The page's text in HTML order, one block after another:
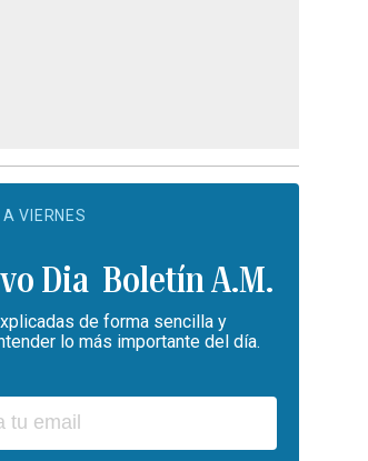
VIERNES
Boletín A.M.
de forma sencilla y
lo más importante del día.